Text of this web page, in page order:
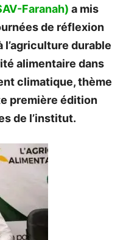
Faranah) a mis
de réflexion
durable
alimentaire dans
climatique, thème
première édition
de l’institut.